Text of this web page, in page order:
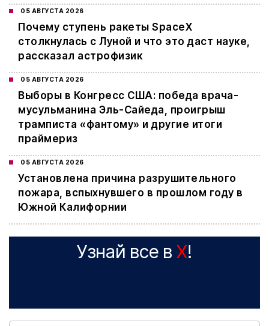
05 АВГУСТА 2026
Почему ступень ракеты SpaceX
столкнулась с Луной и что это даст науке,
рассказал астрофизик
05 АВГУСТА 2026
Выборы в Конгресс США: победа врача-
мусульманина Эль-Сайеда, проигрыш
трамписта «фантому» и другие итоги
праймериз
05 АВГУСТА 2026
Установлена причина разрушительного
пожара, вспыхнувшего в прошлом году в
Южной Калифорнии
Узнай все в X!